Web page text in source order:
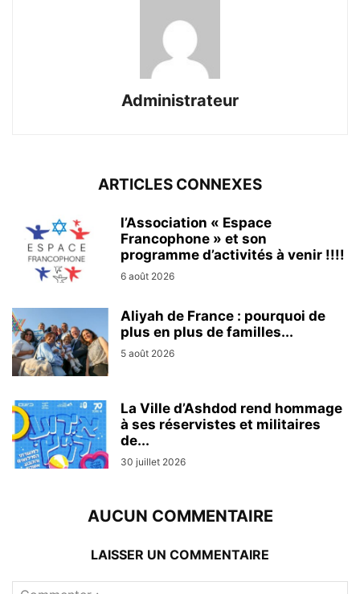
Administrateur
ARTICLES CONNEXES
l’Association « Espace
Francophone » et son
programme d’activités à venir !!!!
6 août 2026
Aliyah de France : pourquoi de
plus en plus de familles...
5 août 2026
La Ville d’Ashdod rend hommage
à ses réservistes et militaires
de...
30 juillet 2026
AUCUN COMMENTAIRE
LAISSER UN COMMENTAIRE